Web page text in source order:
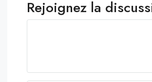
Rejoignez la